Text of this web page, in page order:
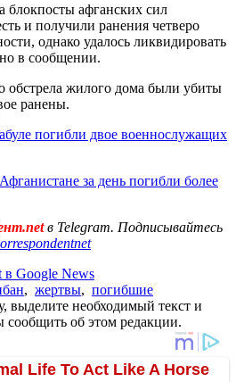
блокпосты афганских сил
и получили ранения четверо
однако удалось ликвидировать
в сообщении.
обстрела жилого дома были убиты
ранены.
погибли двое военнослужащих
за день погибли более
в Telegram. Подписывайтесь
в Google News
, жертвы, погибшие
выделите необходимый текст и
об этом редакции.